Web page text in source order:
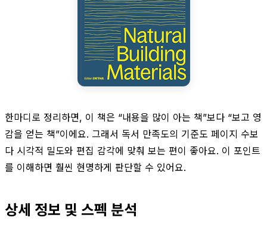
한마디로 정리하면, 이 책은 “내용을 많이 아는 책”보다 “보고 영
감을 얻는 책”이에요. 그래서 독서 만족도의 기준도 페이지 수보
다 시각적 밀도와 편집 감각에 맞춰 보는 편이 좋아요. 이 포인트
를 이해하면 훨씬 현명하게 판단할 수 있어요.
상세 정보 및 스펙 분석